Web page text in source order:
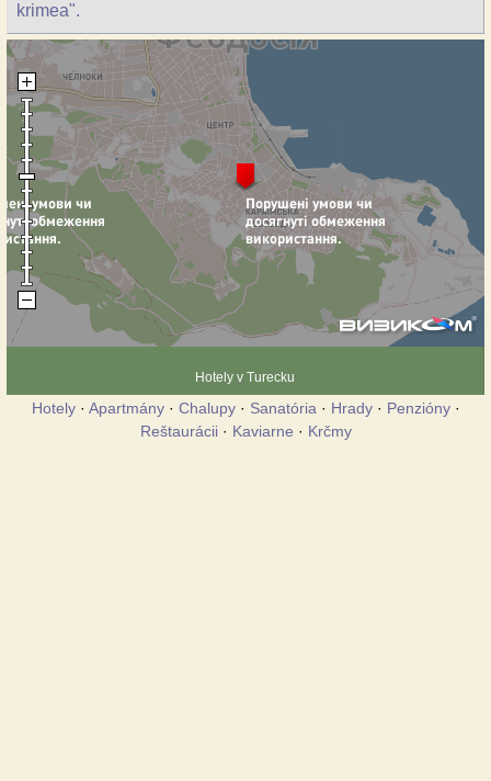
krimea".
Hotely v Turecku
Hotely· Apartmány· Chalupy· Sanatória · Hrady· Penzióny·
Reštaurácii· Kaviarne · Krčmy